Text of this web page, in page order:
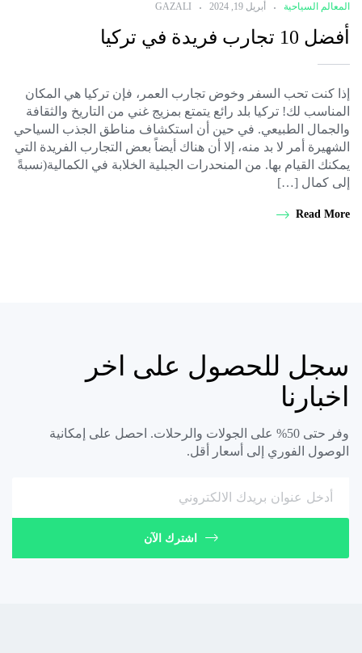
المعالم السياحية أبريل 19, 2024 GAZALI
أفضل 10 تجارب فريدة في تركيا
إذا كنت تحب السفر وخوض تجارب العمر، فإن تركيا هي المكان
المناسب لك! تركيا بلد رائع يتمتع بمزيج غني من التاريخ والثقافة
والجمال الطبيعي. في حين أن استكشاف مناطق الجذب السياحي
الشهيرة أمر لا بد منه، إلا أن هناك أيضاً بعض التجارب الفريدة التي
يمكنك القيام بها. من المنحدرات الجبلية الخلابة في الكمالية(نسبةً
إلى كمال […]
Read More
سجل للحصول على اخر
اخبارنا
وفر حتى 50% على الجولات والرحلات. احصل على إمكانية
الوصول الفوري إلى أسعار أقل.
اشترك الآن